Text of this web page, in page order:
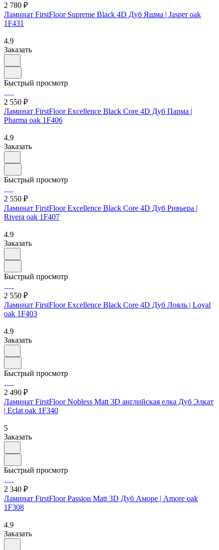
2 780 ₽
Ламинат FirstFloor Supreme Black 4D Дуб Яшма | Jasper oak
1F431
4.9
Заказать
Быстрый просмотр
2 550 ₽
Ламинат FirstFloor Excellence Black Core 4D Дуб Парма |
Pharma oak 1F406
4.9
Заказать
Быстрый просмотр
2 550 ₽
Ламинат FirstFloor Excellence Black Core 4D Дуб Ривьера |
Rivera oak 1F407
4.9
Заказать
Быстрый просмотр
2 550 ₽
Ламинат FirstFloor Excellence Black Core 4D Дуб Лояль | Loyal
oak 1F403
4.9
Заказать
Быстрый просмотр
2 490 ₽
Ламинат FirstFloor Nobless Matt 3D английская елка Дуб Элкат
| Eclat oak 1F340
5
Заказать
Быстрый просмотр
2 340 ₽
Ламинат FirstFloor Passion Matt 3D Дуб Аморе | Amore oak
1F308
4.9
Заказать